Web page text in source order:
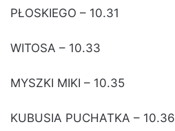
PŁOSKIEGO – 10.31
WITOSA – 10.33
MYSZKI MIKI – 10.35
KUBUSIA PUCHATKA – 10.36